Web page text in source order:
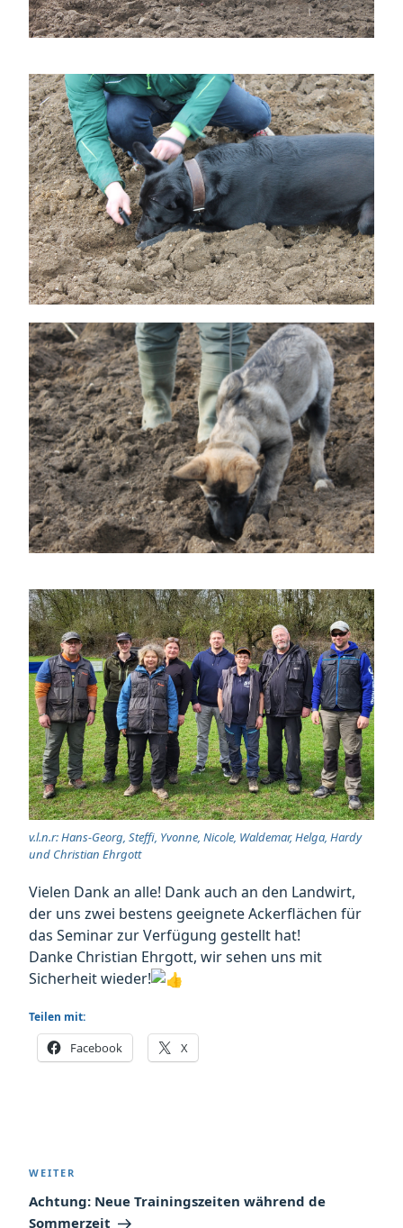
v.l.n.r: Hans-Georg, Steffi, Yvonne, Nicole, Waldemar, Helga, Hardy
und Christian Ehrgott
Vielen Dank an alle! Dank auch an den Landwirt,
der uns zwei bestens geeignete Ackerflächen für
das Seminar zur Verfügung gestellt hat!
Danke Christian Ehrgott, wir sehen uns mit
Sicherheit wieder!
Teilen mit:
Facebook X
Nächster
Beitrag
WEITER
Achtung: Neue Trainingszeiten während de
Sommerzeit